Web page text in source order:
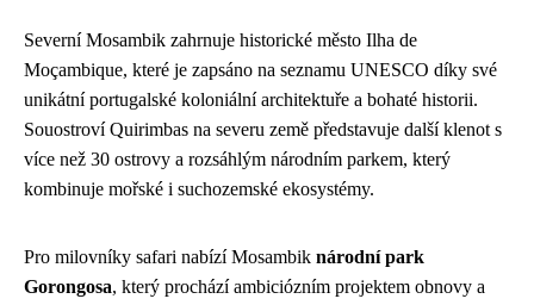
Severní Mosambik zahrnuje historické město Ilha de
Moçambique, které je zapsáno na seznamu UNESCO díky své
unikátní portugalské koloniální architektuře a bohaté historii.
Souostroví Quirimbas na severu země představuje další klenot s
více než 30 ostrovy a rozsáhlým národním parkem, který
kombinuje mořské i suchozemské ekosystémy.
Pro milovníky safari nabízí Mosambik národní park
Gorongosa, který prochází ambiciózním projektem obnovy a